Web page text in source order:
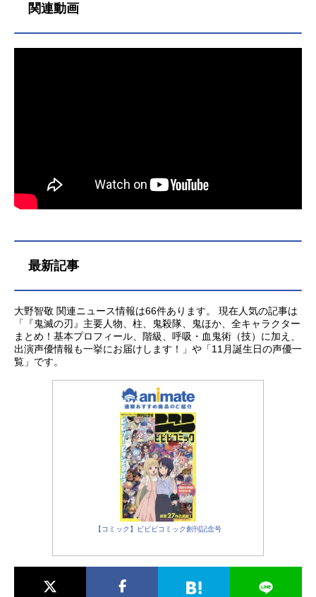
関連動画
最新記事
大野智敬 関連ニュース情報は66件あります。 現在人気の記事は
「『鬼滅の刃』主要人物、柱、鬼殺隊、鬼ほか、全キャラクター
まとめ！基本プロフィール、階級、呼吸・血鬼術（技）に加え、
出演声優情報も一挙にお届けします！」や「11月誕生日の声優一
覧」です。
【コミック】ビビビコミック創刊記念号